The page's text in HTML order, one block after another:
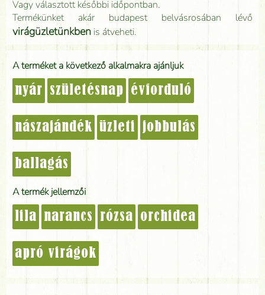
Vagy választott későbbi időpontban.
Termékünket akár budapest belvásrosában lévő
virágüzletünkben is átveheti.
A terméket a következő alkalmakra ajánljuk
nyár születésnap évforduló
nászajándék üzleti jobbulás
ballagás
A termék jellemzői
lila narancs rózsa orchidea
apró virágok